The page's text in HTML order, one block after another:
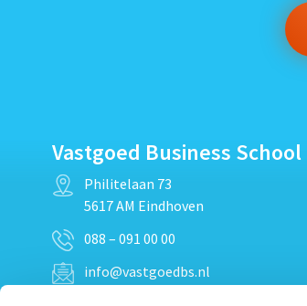
Vastgoed Business School
Philitelaan 73
5617 AM Eindhoven
088 – 091 00 00
info@vastgoedbs.nl